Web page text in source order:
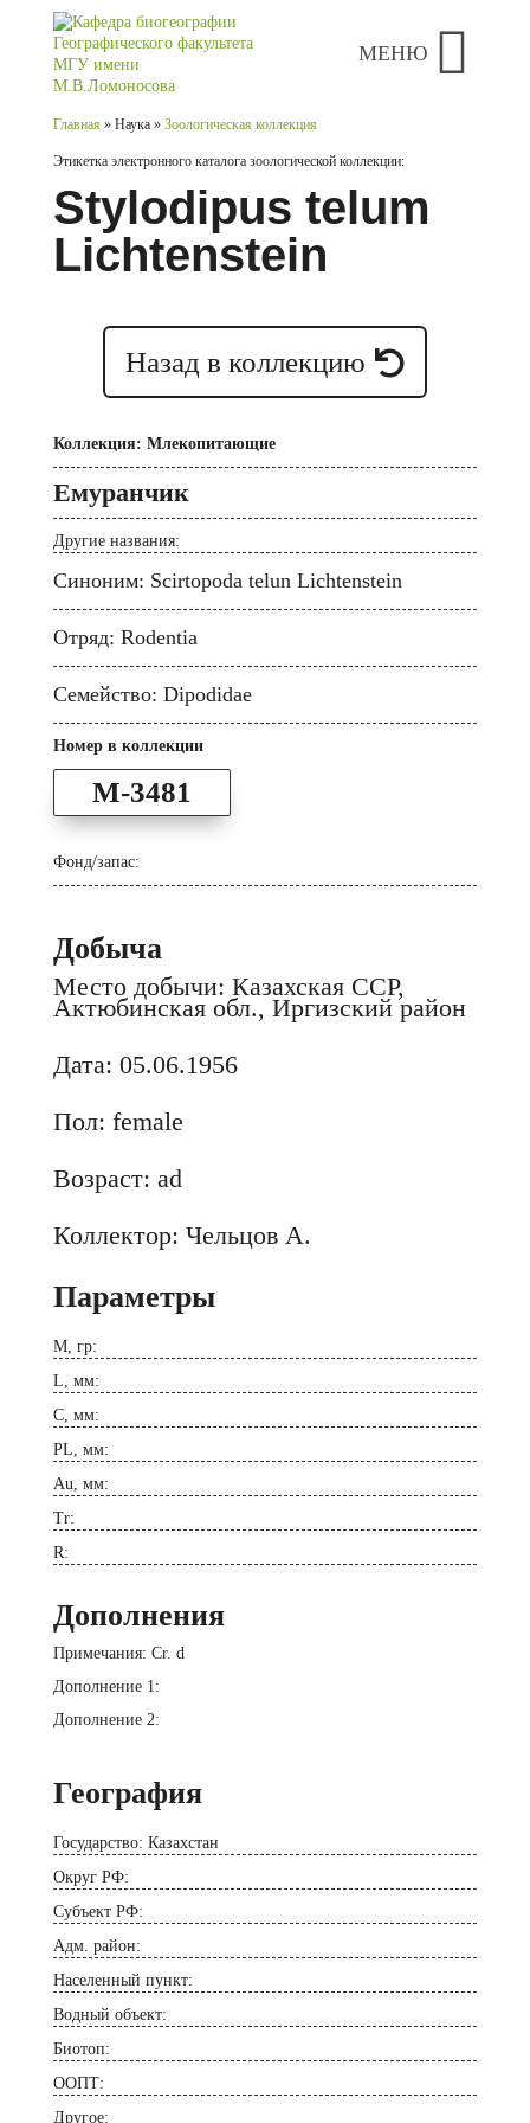
МЕНЮ
Главная » Наука » Зоологическая коллекция
Этикетка электронного каталога зоологической коллекции:
Stylodipus telum
Lichtenstein
Назад в коллекцию
Коллекция: Млекопитающие
Емуранчик
Другие названия:
Синоним: Scirtopoda telun Lichtenstein
Отряд: Rodentia
Семейство: Dipodidae
Номер в коллекции
M-3481
Фонд/запас:
Добыча
Место добычи: Казахская ССР,
Актюбинская обл., Иргизский район
Дата: 05.06.1956
Пол: female
Возраст: ad
Коллектор: Чельцов А.
Параметры
M, гр:
L, мм:
C, мм:
PL, мм:
Au, мм:
Tr:
R:
Дополнения
Примечания: Cr. d
Дополнение 1:
Дополнение 2:
География
Государство: Казахстан
Округ РФ:
Субъект РФ:
Адм. район:
Населенный пункт:
Водный объект:
Биотоп:
ООПТ:
Другое: